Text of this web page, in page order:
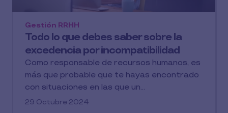
Todo lo que debes saber sobre la
excedencia por incompatibilidad
Gestión RRHH
Como responsable de recursos humanos, es
más que probable que te hayas encontrado
con situaciones en las que un...
29 Octubre 2024